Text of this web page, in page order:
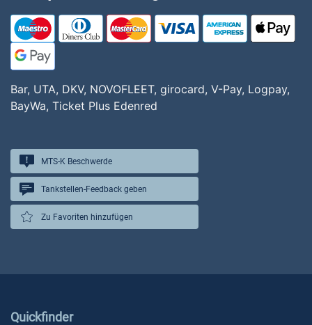
Bar, UTA, DKV, NOVOFLEET, girocard, V-Pay, Logpay,
BayWa, Ticket Plus Edenred
MTS-K Beschwerde
Tankstellen-Feedback geben
Zu Favoriten hinzufügen
Quickfinder